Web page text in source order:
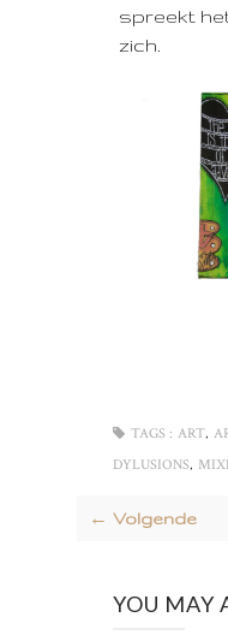
spreekt
zich.
TAGS : ART,
DYLUSIONS,
← Volgende
YOU MAY